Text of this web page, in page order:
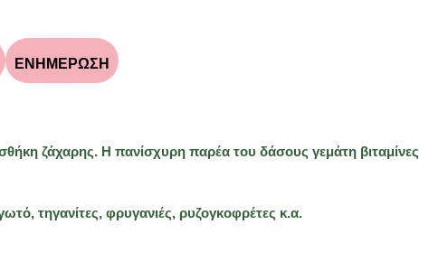
ΕΝΗΜΕΡΩΣΗ
ζάχαρης. Η πανίσχυρη παρέα του δάσους γεμάτη βιταμίνες
τηγανίτες, φρυγανιές, ρυζογκοφρέτες κ.α.